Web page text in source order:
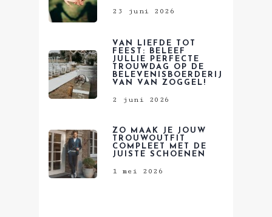
23 juni 2026
VAN LIEFDE TOT
FEEST: BELEEF
JULLIE PERFECTE
TROUWDAG OP DE
BELEVENISBOERDERIJ
VAN VAN ZOGGEL!
2 juni 2026
ZO MAAK JE JOUW
TROUWOUTFIT
COMPLEET MET DE
JUISTE SCHOENEN
1 mei 2026